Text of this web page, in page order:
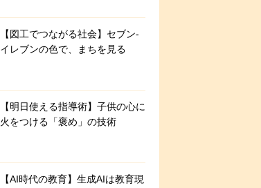
【図工でつながる社会】セブン‐
イレブンの色で、まちを見る
【明日使える指導術】子供の心に
火をつける「褒め」の技術
【AI時代の教育】生成AIは教育現